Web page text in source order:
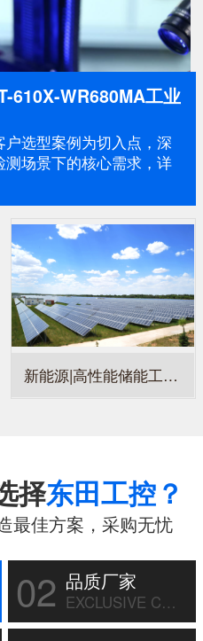
610X-WR680MA工业
选型案例为切入点，深
场景下的核心需求，详
新能源|高性能储能工控机，赋能新能源电站智能运维
择东田工控？
最佳方案，采购无忧
02 品质厂家
EXCLUSIVE CUSTOM